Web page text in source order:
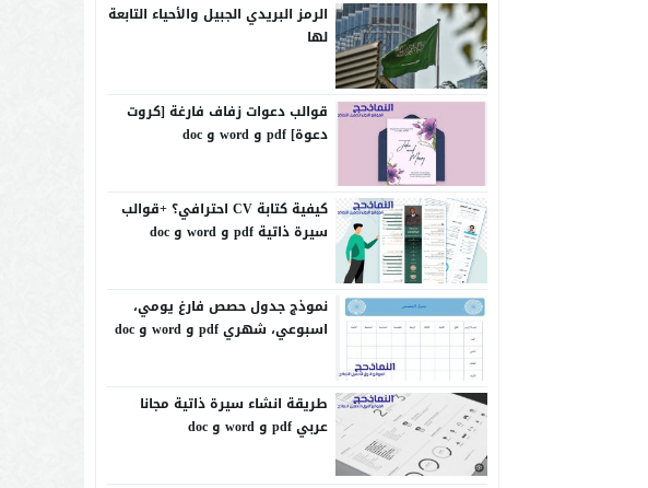
الرمز البريدي الجبيل والأحياء التابعة
لها
قوالب دعوات زفاف فارغة [كروت
دعوة] pdf و word و doc
كيفية كتابة CV احترافي؟ +قوالب
سيرة ذاتية pdf و word و doc
نموذج جدول حصص فارغ يومي،
اسبوعي، شهري pdf و word و doc
طريقة انشاء سيرة ذاتية مجانا
عربي pdf و word و doc